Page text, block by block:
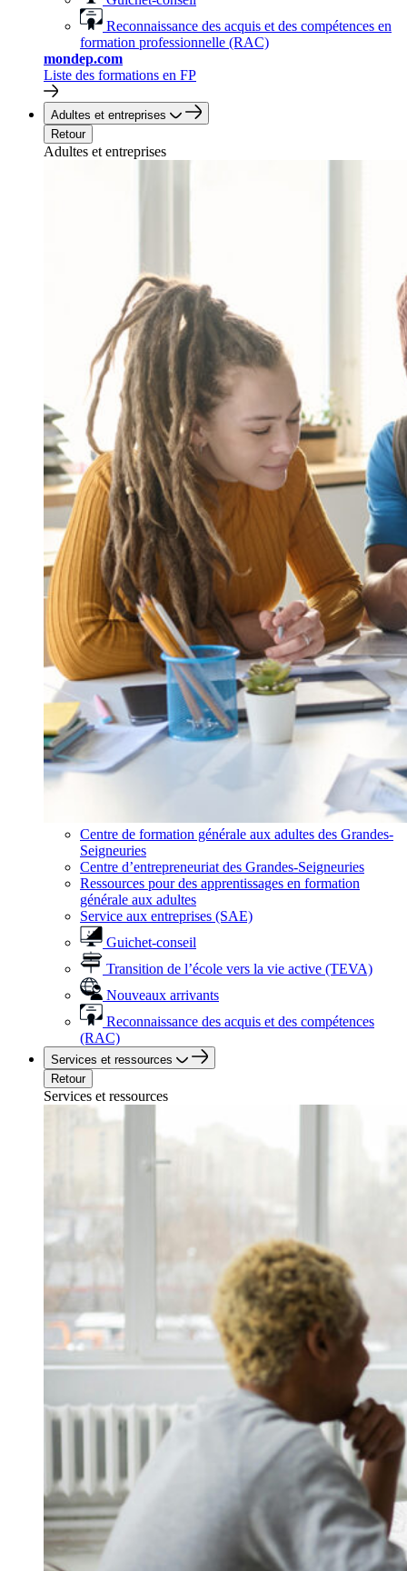
Reconnaissance des acquis et des compétences en
formation professionnelle (RAC)
mondep.com
Liste des formations en FP
Adultes et entreprises
Retour
Adultes et entreprises
Centre de formation générale aux adultes des Grandes-
Seigneuries
Centre d’entrepreneuriat des Grandes-Seigneuries
Ressources pour des apprentissages en formation
générale aux adultes
Service aux entreprises (SAE)
Guichet-conseil
Transition de l’école vers la vie active (TEVA)
Nouveaux arrivants
Reconnaissance des acquis et des compétences
(RAC)
Services et ressources
Retour
Services et ressources